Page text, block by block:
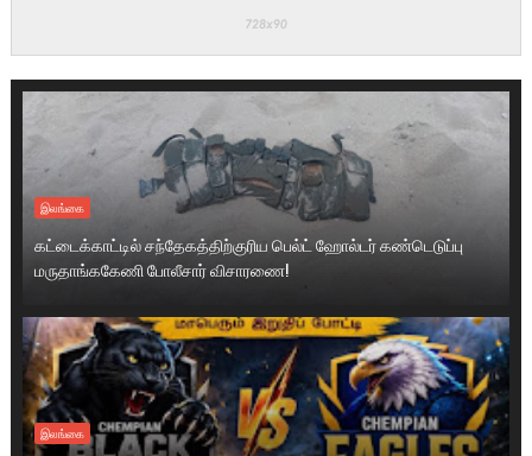
இலங்கை
கட்டைக்காட்டில் சந்தேகத்திற்குரிய பெல்ட் ஹோல்டர் கண்டெடுப்பு
மருதாங்ககேணி போலீசார் விசாரணை!
இலங்கை